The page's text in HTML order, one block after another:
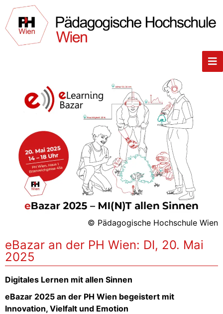
© Pädagogische Hochschule Wien
eBazar an der PH Wien: DI, 20. Mai
2025
Digitales Lernen mit allen Sinnen
eBazar 2025 an der PH Wien begeistert mit
Innovation, Vielfalt und Emotion